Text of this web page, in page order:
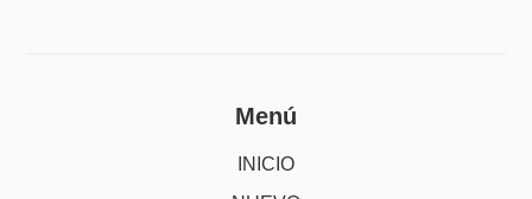
Menú
INICIO